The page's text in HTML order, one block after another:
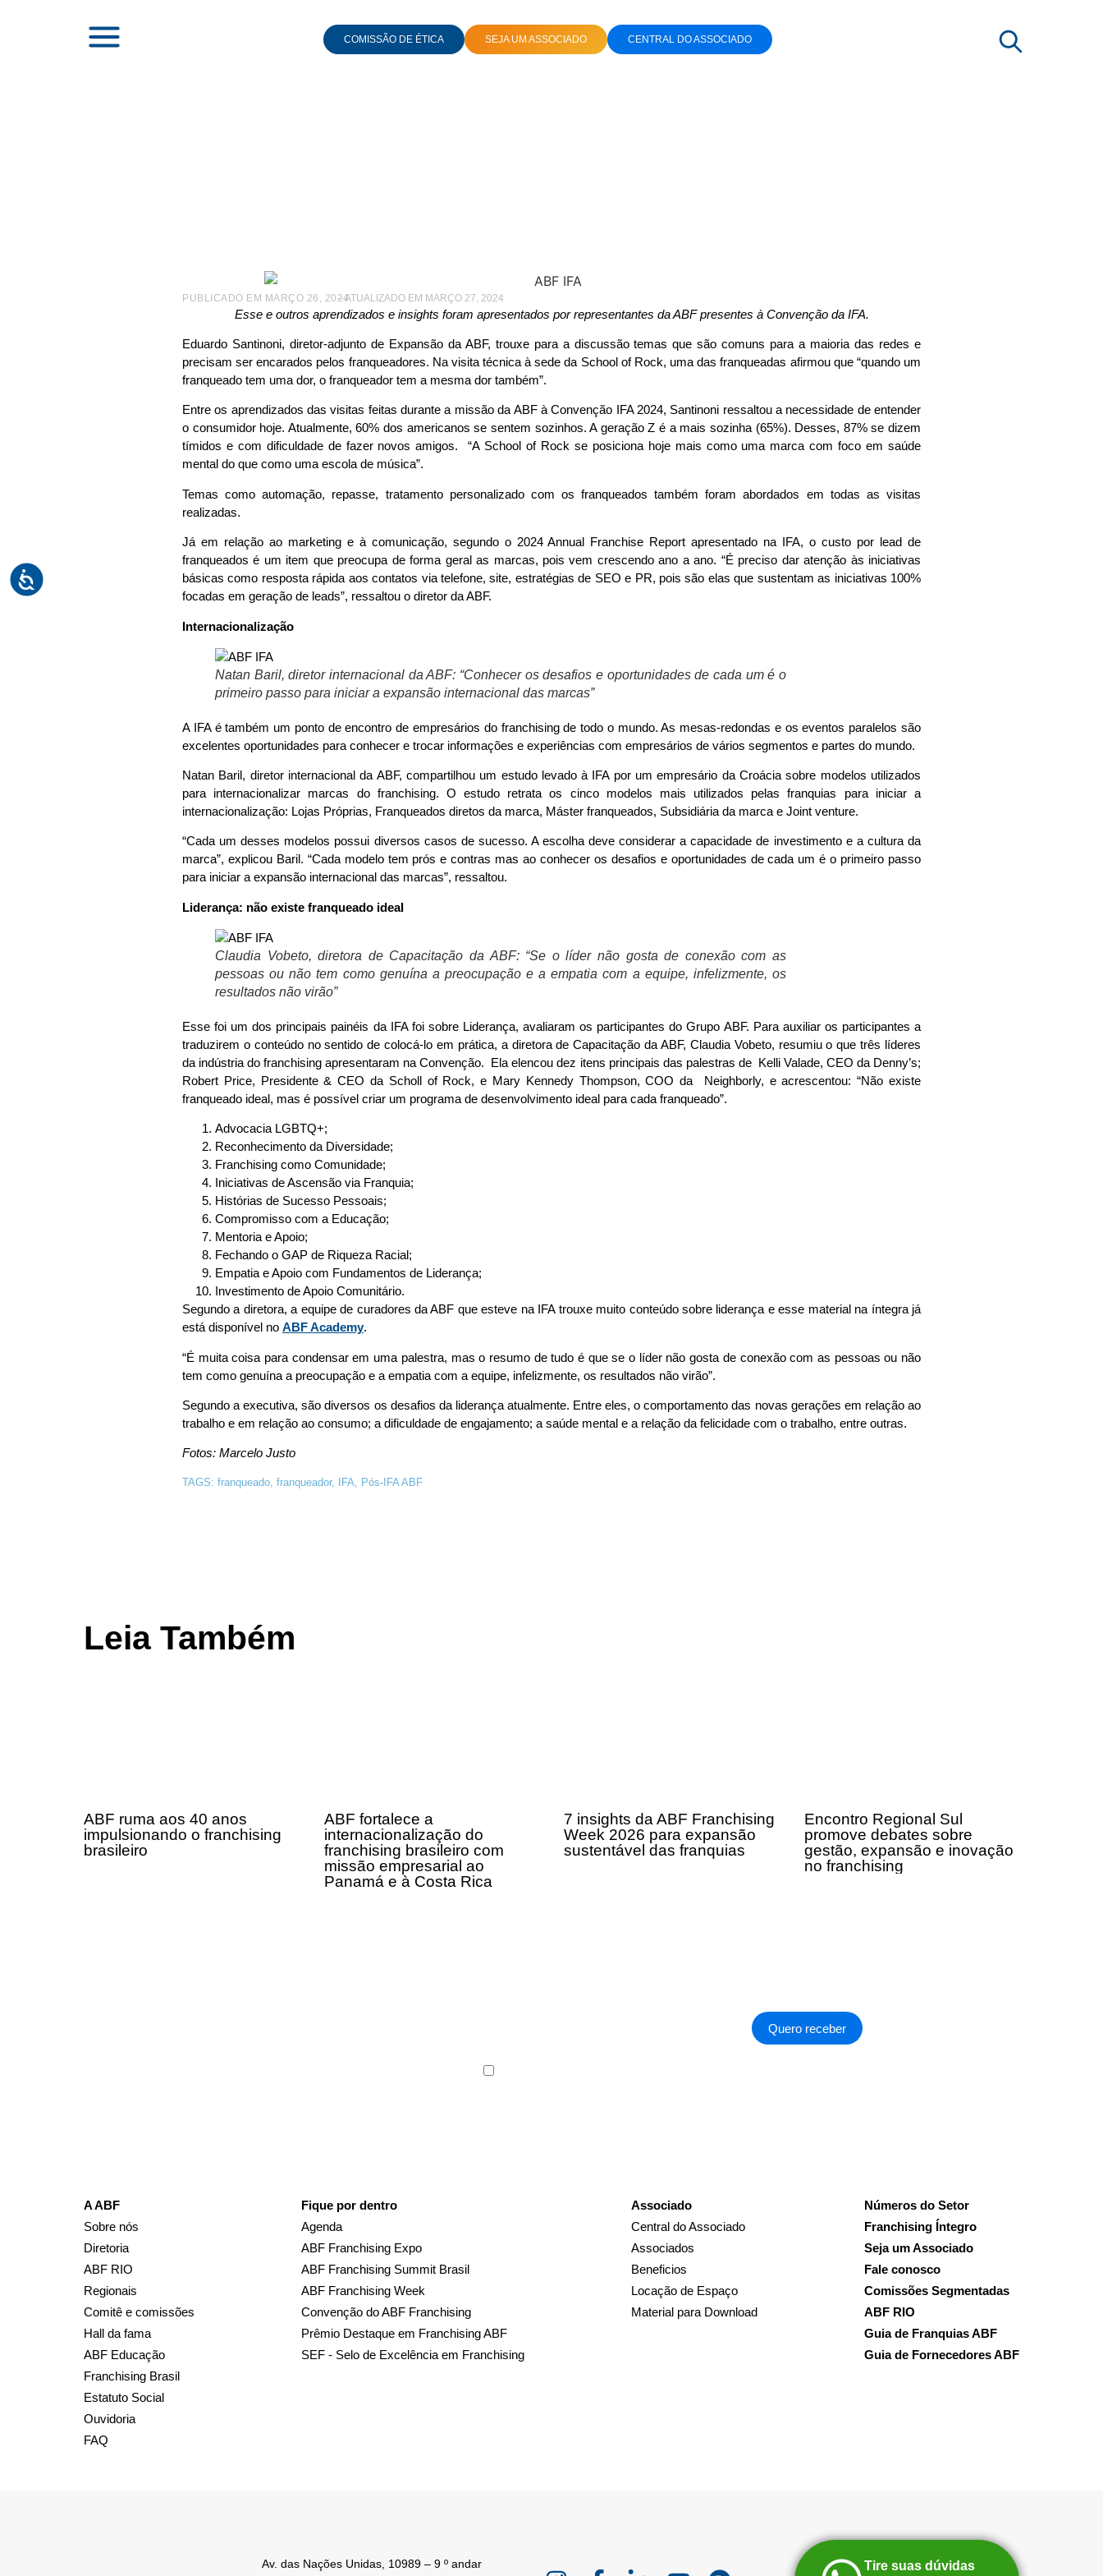
COMISSÃO DE ÉTICA SEJA UM ASSOCIADO CENTRAL DO ASSOCIADO
PUBLICADO EM MARÇO 26, 2024– ATUALIZADO EM MARÇO 27, 2024
Esse e outros aprendizados e insights foram apresentados por representantes da ABF presentes à Convenção da IFA.
Eduardo Santinoni, diretor-adjunto de Expansão da ABF, trouxe para a discussão temas que são comuns para a maioria das redes e
precisam ser encarados pelos franqueadores. Na visita técnica à sede da School of Rock, uma das franqueadas afirmou que “quando um
franqueado tem uma dor, o franqueador tem a mesma dor também”.
Entre os aprendizados das visitas feitas durante a missão da ABF à Convenção IFA 2024, Santinoni ressaltou a necessidade de entender
o consumidor hoje. Atualmente, 60% dos americanos se sentem sozinhos. A geração Z é a mais sozinha (65%). Desses, 87% se dizem
tímidos e com dificuldade de fazer novos amigos. “A School of Rock se posiciona hoje mais como uma marca com foco em saúde
mental do que como uma escola de música”.
Temas como automação, repasse, tratamento personalizado com os franqueados também foram abordados em todas as visitas
realizadas.
Já em relação ao marketing e à comunicação, segundo o 2024 Annual Franchise Report apresentado na IFA, o custo por lead de
franqueados é um item que preocupa de forma geral as marcas, pois vem crescendo ano a ano. “É preciso dar atenção às iniciativas
básicas como resposta rápida aos contatos via telefone, site, estratégias de SEO e PR, pois são elas que sustentam as iniciativas 100%
focadas em geração de leads”, ressaltou o diretor da ABF.
Internacionalização
Natan Baril, diretor internacional da ABF: “Conhecer os desafios e oportunidades de cada um é o
primeiro passo para iniciar a expansão internacional das marcas”
A IFA é também um ponto de encontro de empresários do franchising de todo o mundo. As mesas-redondas e os eventos paralelos são
excelentes oportunidades para conhecer e trocar informações e experiências com empresários de vários segmentos e partes do mundo.
Natan Baril, diretor internacional da ABF, compartilhou um estudo levado à IFA por um empresário da Croácia sobre modelos utilizados
para internacionalizar marcas do franchising. O estudo retrata os cinco modelos mais utilizados pelas franquias para iniciar a
internacionalização: Lojas Próprias, Franqueados diretos da marca, Máster franqueados, Subsidiária da marca e Joint venture.
“Cada um desses modelos possui diversos casos de sucesso. A escolha deve considerar a capacidade de investimento e a cultura da
marca”, explicou Baril. “Cada modelo tem prós e contras mas ao conhecer os desafios e oportunidades de cada um é o primeiro passo
para iniciar a expansão internacional das marcas”, ressaltou.
Liderança: não existe franqueado ideal
Claudia Vobeto, diretora de Capacitação da ABF: “Se o líder não gosta de conexão com as
pessoas ou não tem como genuína a preocupação e a empatia com a equipe, infelizmente, os
resultados não virão”
Esse foi um dos principais painéis da IFA foi sobre Liderança, avaliaram os participantes do Grupo ABF. Para auxiliar os participantes a
traduzirem o conteúdo no sentido de colocá-lo em prática, a diretora de Capacitação da ABF, Claudia Vobeto, resumiu o que três líderes
da indústria do franchising apresentaram na Convenção. Ela elencou dez itens principais das palestras de Kelli Valade, CEO da Denny’s;
Robert Price, Presidente & CEO da Scholl of Rock, e Mary Kennedy Thompson, COO da Neighborly, e acrescentou: “Não existe
franqueado ideal, mas é possível criar um programa de desenvolvimento ideal para cada franqueado”.
Advocacia LGBTQ+;
Reconhecimento da Diversidade;
Franchising como Comunidade;
Iniciativas de Ascensão via Franquia;
Histórias de Sucesso Pessoais;
Compromisso com a Educação;
Mentoria e Apoio;
Fechando o GAP de Riqueza Racial;
Empatia e Apoio com Fundamentos de Liderança;
Investimento de Apoio Comunitário.
Segundo a diretora, a equipe de curadores da ABF que esteve na IFA trouxe muito conteúdo sobre liderança e esse material na íntegra já
está disponível no ABF Academy.
“É muita coisa para condensar em uma palestra, mas o resumo de tudo é que se o líder não gosta de conexão com as pessoas ou não
tem como genuína a preocupação e a empatia com a equipe, infelizmente, os resultados não virão”.
Segundo a executiva, são diversos os desafios da liderança atualmente. Entre eles, o comportamento das novas gerações em relação ao
trabalho e em relação ao consumo; a dificuldade de engajamento; a saúde mental e a relação da felicidade com o trabalho, entre outras.
Fotos: Marcelo Justo
TAGS: franqueado franqueador, IFA Pós-IFA ABF
Leia Também
ABF ruma aos 40 anos
impulsionando o franchising
brasileiro
ABF fortalece a
internacionalização do
franchising brasileiro com
missão empresarial ao
Panamá e à Costa Rica
7 insights da ABF Franchising
Week 2026 para expansão
sustentável das franquias
Encontro Regional Sul
promove debates sobre
gestão, expansão e inovação
no franchising
Quero receber
A ABF
Sobre nós
Diretoria
ABF RIO
Regionais
Comitê e comissões
Hall da fama
ABF Educação
Franchising Brasil
Estatuto Social
Ouvidoria
FAQ
Fique por dentro
Agenda
ABF Franchising Expo
ABF Franchising Summit Brasil
ABF Franchising Week
Convenção do ABF Franchising
Prêmio Destaque em Franchising ABF
SEF - Selo de Excelência em Franchising
Associado
Central do Associado
Associados
Beneficios
Locação de Espaço
Material para Download
Números do Setor
Franchising Íntegro
Seja um Associado
Fale conosco
Comissões Segmentadas
ABF RIO
Guia de Franquias ABF
Guia de Fornecedores ABF
Av. das Nações Unidas, 10989 – 9 º andar
Tire suas dúvidas